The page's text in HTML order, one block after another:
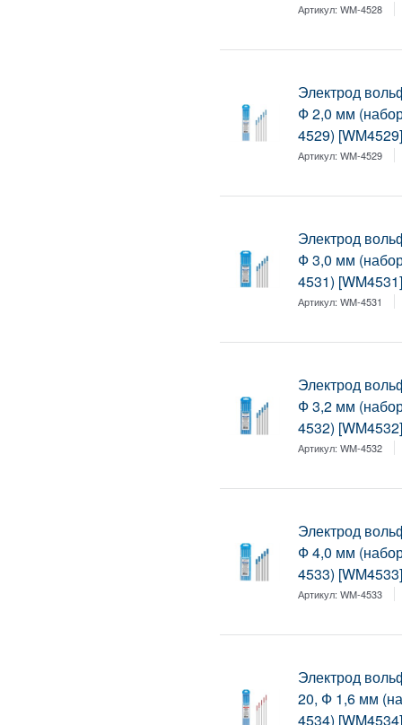
Артикул:WM-4528
Электрод
Ф 2,0 мм
4529)
Артикул:WM-4529
Электрод
Ф 3,0 мм
4531)
Артикул:WM-4531
Электрод
Ф 3,2 мм
4532)
Артикул:WM-4532
Электрод
Ф 4,0 мм
4533)
Артикул:WM-4533
Электрод
20, Ф 1,6 мм
4534)